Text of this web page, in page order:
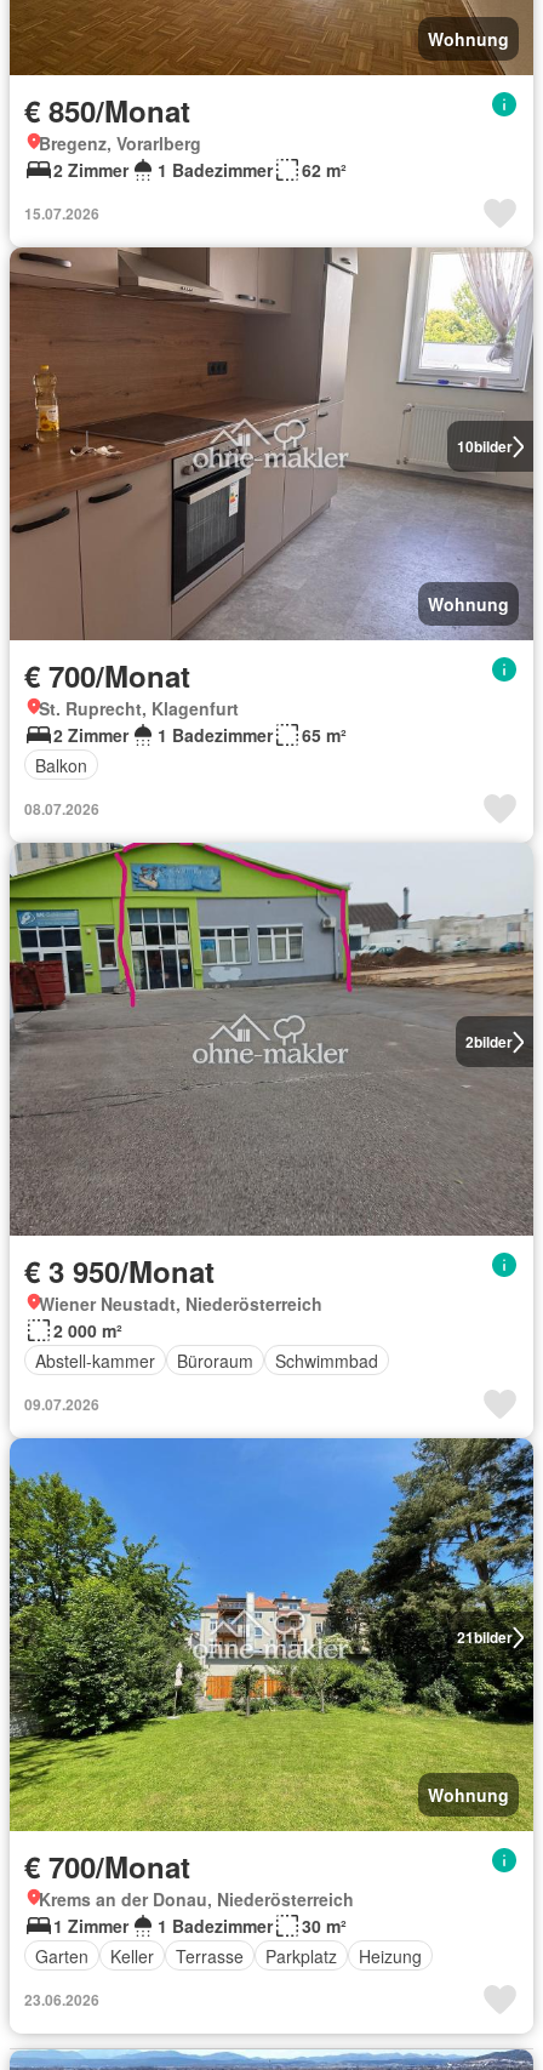
Wohnung
€ 850/Monat
Bregenz, Vorarlberg
2 Zimmer
1 Badezimmer 62 m²
15.07.2026
10bilder
Wohnung
€ 700/Monat
St. Ruprecht, Klagenfurt
2 Zimmer
1 Badezimmer
65 m²
Balkon
08.07.2026
2bilder
€ 3 950/Monat
Wiener Neustadt, Niederösterreich
2 000 m²
Abstell-kammer
Büroraum Schwimmbad
09.07.2026
21bilder
Wohnung
€ 700/Monat
Krems an der Donau, Niederösterreich
1 Zimmer
1 Badezimmer
30 m²
Garten
Keller Terrasse Parkplatz Heizung
23.06.2026